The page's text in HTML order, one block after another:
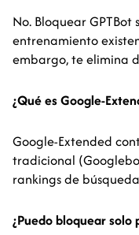
No. Bloquear
entrenamiento
embargo, te elimina
¿Qué es Google-
Google-Extended
tradicional
rankings de
¿Puedo bloquear